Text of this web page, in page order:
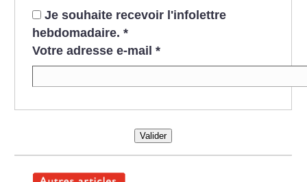
Je souhaite recevoir l'infolettre
hebdomadaire. *
Votre adresse e-mail *
Valider